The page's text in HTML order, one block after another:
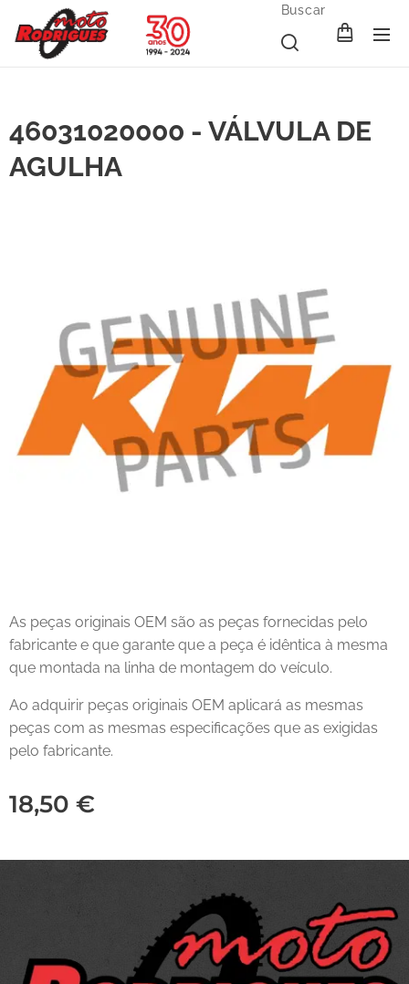
Buscar
46031020000 - VÁLVULA DE
AGULHA
As peças originais OEM são as peças fornecidas pelo
fabricante e que garante que a peça é idêntica à mesma
que montada na linha de montagem do veículo.
Ao adquirir peças originais OEM aplicará as mesmas
peças com as mesmas especificações que as exigidas
pelo fabricante.
18,50 €